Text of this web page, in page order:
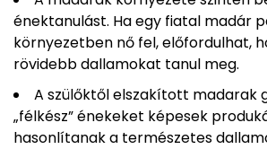
énektanulást. Ha egy fiatal madár
környezetben nő fel, előfordulhat,
rövidebb dallamokat tanul meg.
A szülőktől elszakított madarak
„félkész” énekeket képesek
hasonlítanak a természetes